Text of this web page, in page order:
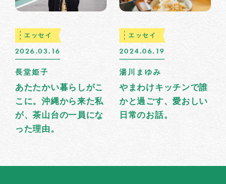
エッセイ
2026.03.16
長堂姫子
あたたかい暮らしがこ
こに。沖縄から来た私
が、茶山台の一員にな
った理由。
エッセイ
2024.06.19
湯川まゆみ
やまわけキッチンで誰
かと過ごす、愛おしい
日常のお話。